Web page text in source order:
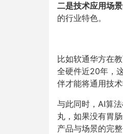
二是技术应用场景
的行业特色。
比如软通华方在
全硬件近20年，
伴才能将通用技
与此同时，AI算
丸，如果没有胃
产品与场景的完整